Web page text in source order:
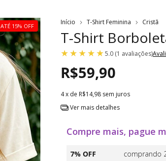
ATÉ 15% OFF Início T-Shirt Feminina Cristã
T-Shirt
5.0 (1 avaliações)
R$59,90
4x de R$14,98 sem juros
Ver mais detalhes
Compre mais, pague
7% OFF
comprando